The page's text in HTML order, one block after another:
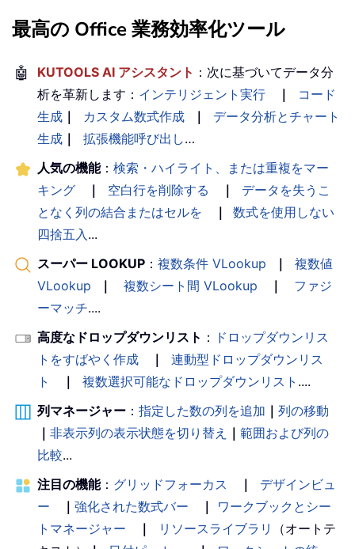
最高の Office 業務効率化ツール
🤖 KUTOOLS AI アシスタント ：次に基づいてデータ分
析を革新します： インテリジェント実行 ｜
コード
生成 ｜ カスタム数式作成 ｜
データ分析とチャート
生成 ｜ 拡張機能呼び出し…
人気の機能： 検索・ハイライト、または重複をマー
キング
｜ 空白行を削除する ｜
データを失うこ
となく列の結合またはセルを
｜
数式を使用しない
四捨五入 ...
スーパー LOOKUP ： 複数条件 VLookup ｜
複数値
VLookup
｜ 複数シート間 VLookup ｜
ファジ
ーマッチ....
高度なドロップダウンリスト ： ドロップダウンリス
トをすばやく作成
｜
連動型ドロップダウンリス
ト
｜ 複数選択可能なドロップダウンリスト ....
列マネージャー ： 指定した数の列を追加 ｜ 列の移動
｜ 非表示列の表示状態を切り替え ｜ 範囲および列の
比較...
注目の機能： グリッドフォーカス ｜
デザインビュ
ー
｜ 強化された数式バー ｜
ワークブックとシー
トマネージャー
｜ リソースライブラリ
（オートテ